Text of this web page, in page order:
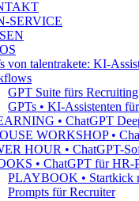
SERVICE
von talentrakete: KI-
GPT Suite fürs
GPTs • KI-Assistenten
• ChatGPT
WORKSHOP •
HOUR • ChatGPT-
• ChatGPT für HR-
PLAYBOOK • Startkick
Prompts für Recruiter